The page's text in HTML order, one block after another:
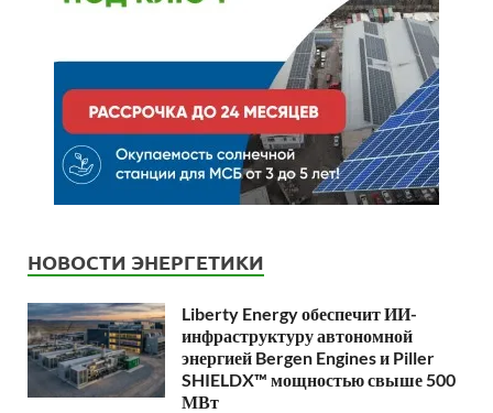
НОВОСТИ ЭНЕРГЕТИКИ
Liberty Energy обеспечит ИИ-
инфраструктуру автономной
энергией Bergen Engines и Piller
SHIELDX™ мощностью свыше 500
МВт